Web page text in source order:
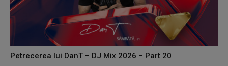
Petrecerea lui DanT – DJ Mix 2026 – Part 20